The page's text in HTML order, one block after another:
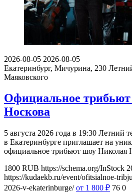
2026-08-05 2026-08-05
Екатеринбург, Мичурина, 230
Маяковского
Официальное
Носкова
5 августа 2026 года в 19:30 Летний
в Екатеринбурге приглашает на
официальное трибьют шоу Николая
1800 RUB https://schema.org/InStock
https://kudaekb.ru/event/ofitsialnoe-
2026-v-ekaterinburge/ от 1 800 ₽ 76 0